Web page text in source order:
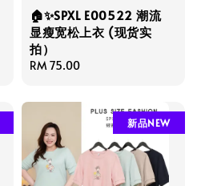
🏠✨SPXL E00522 潮流
显瘦宽松上衣 (现货实
拍）
Regular
RM 75.00
新品NEW